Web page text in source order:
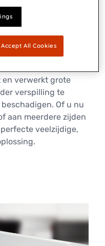
en verwerkt grote
verspilling te
Of u nu
aan meerdere zijden
veelzijdige,
Accept All Cookies